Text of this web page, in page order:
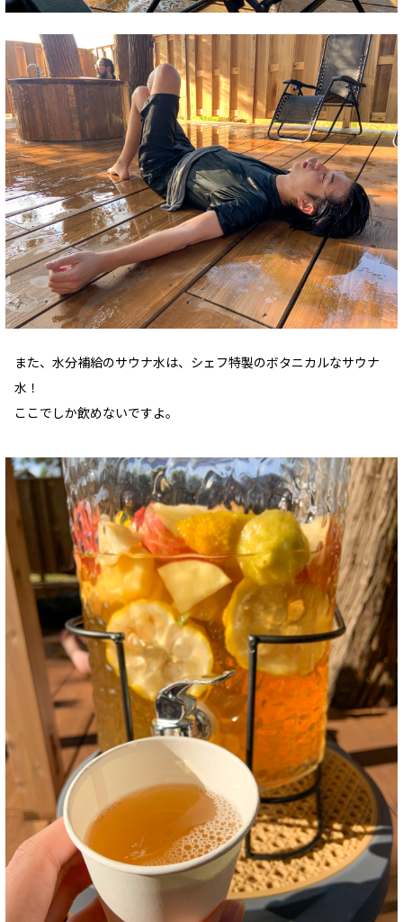
また、水分補給のサウナ水は、シェフ特製のボタニカルなサウナ
水！
ここでしか飲めないですよ。